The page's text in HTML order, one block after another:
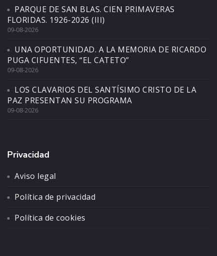
PARQUE DE SAN BLAS. CIEN PRIMAVERAS
FLORIDAS. 1926-2026 (III)
09-08-2026
UNA OPORTUNIDAD. A LA MEMORIA DE RICARDO
PUGA CIFUENTES, “EL CATETO”
09-08-2026
LOS CLAVARIOS DEL SANTÍSIMO CRISTO DE LA
PAZ PRESENTAN SU PROGRAMA
09-08-2026
Privacidad
Aviso legal
Política de privacidad
Política de cookies